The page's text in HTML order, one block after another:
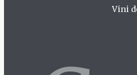
Vini